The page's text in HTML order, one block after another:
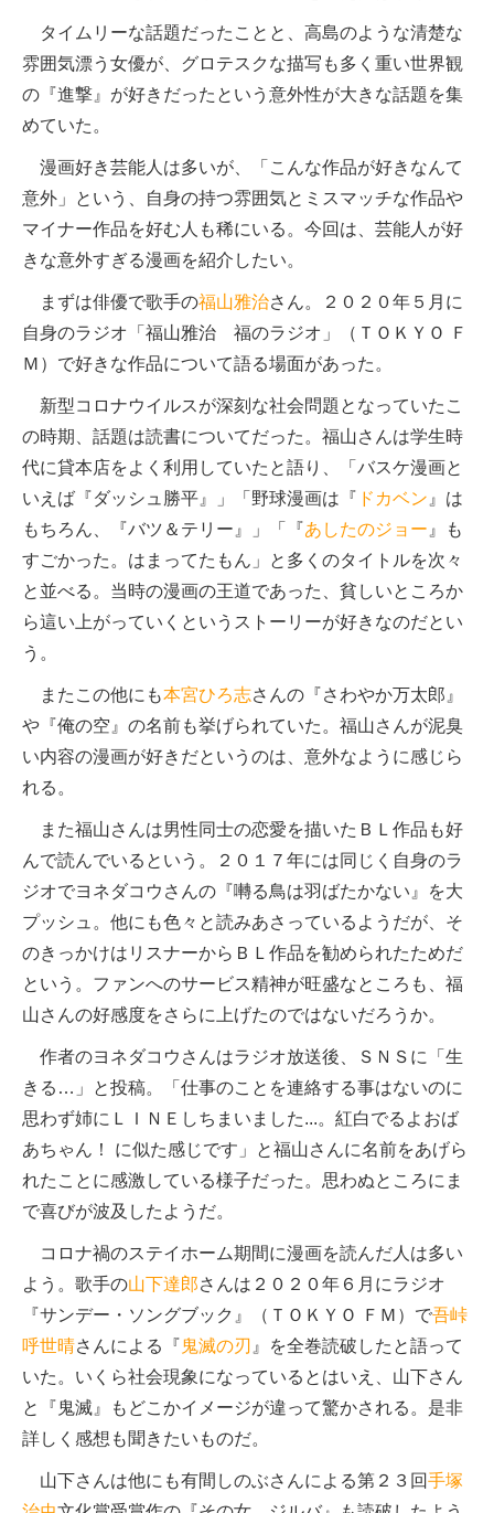
タイムリーな話題だったことと、高島のような清楚な
雰囲気漂う女優が、グロテスクな描写も多く重い世界観
の『進撃』が好きだったという意外性が大きな話題を集
めていた。
漫画好き芸能人は多いが、「こんな作品が好きなんて
意外」という、自身の持つ雰囲気とミスマッチな作品や
マイナー作品を好む人も稀にいる。今回は、芸能人が好
きな意外すぎる漫画を紹介したい。
まずは俳優で歌手の福山雅治さん。２０２０年５月に
自身のラジオ「福山雅治 福のラジオ」（ＴＯＫＹＯ Ｆ
Ｍ）で好きな作品について語る場面があった。
新型コロナウイルスが深刻な社会問題となっていたこ
の時期、話題は読書についてだった。福山さんは学生時
代に貸本店をよく利用していたと語り、「バスケ漫画と
いえば『ダッシュ勝平』」「野球漫画は『 ドカベン 』は
もちろん、『バツ＆テリー』」「『あしたのジョー 』も
すごかった。はまってたもん」と多くのタイトルを次々
と並べる。当時の漫画の王道であった、貧しいところか
ら這い上がっていくというストーリーが好きなのだとい
う。
またこの他にも本宮ひろ志さんの『さわやか万太郎』
や『俺の空』の名前も挙げられていた。福山さんが泥臭
い内容の漫画が好きだというのは、意外なように感じら
れる。
また福山さんは男性同士の恋愛を描いたＢＬ作品も好
んで読んでいるという。２０１７年には同じく自身のラ
ジオでヨネダコウさんの『囀る鳥は羽ばたかない』を大
プッシュ。他にも色々と読みあさっているようだが、そ
のきっかけはリスナーからＢＬ作品を勧められたためだ
という。ファンへのサービス精神が旺盛なところも、福
山さんの好感度をさらに上げたのではないだろうか。
作者のヨネダコウさんはラジオ放送後、ＳＮＳに「生
きる…」と投稿。「仕事のことを連絡する事はないのに
思わず姉にＬＩＮＥしちまいました...。紅白でるよおば
あちゃん！ に似た感じです」と福山さんに名前をあげら
れたことに感激している様子だった。思わぬところにま
で喜びが波及したようだ。
コロナ禍のステイホーム期間に漫画を読んだ人は多い
よう。歌手の山下達郎さんは２０２０年６月にラジオ
『サンデー・ソングブック』（ＴＯＫＹＯ ＦＭ）で吾峠
呼世晴さんによる『鬼滅の刃 』を全巻読破したと語って
いた。いくら社会現象になっているとはいえ、山下さん
と『鬼滅』もどこかイメージが違って驚かされる。是非
詳しく感想も聞きたいものだ。
山下さんは他にも有間しのぶさんによる第２３回手塚